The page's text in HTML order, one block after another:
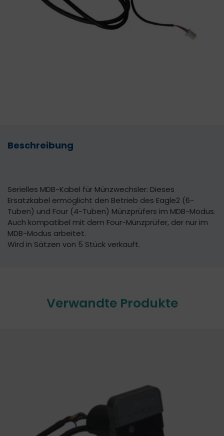
Beschreibung
Serielles MDB-Kabel für Münzwechsler: Dieses
Ersatzkabel ermöglicht den Betrieb des Eagle2 (6-
Tuben) und Four (4-Tuben) Münzprüfers im MDB-Modus.
Auch kompatibel mit dem Four-Münzprüfer, der nur im
MDB-Modus arbeitet.
Wird in Sätzen von 5 Stück verkauft.
Verwandte Produkte